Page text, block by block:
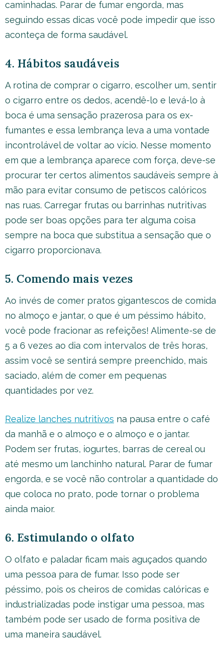
caminhadas. Parar de fumar engorda, mas
seguindo essas dicas você pode impedir que isso
aconteça de forma saudável.
4. Hábitos saudáveis
A rotina de comprar o cigarro, escolher um, sentir
o cigarro entre os dedos, acendê-lo e levá-lo à
boca é uma sensação prazerosa para os ex-
fumantes e essa lembrança leva a uma vontade
incontrolável de voltar ao vício. Nesse momento
em que a lembrança aparece com força, deve-se
procurar ter certos alimentos saudáveis sempre à
mão para evitar consumo de petiscos calóricos
nas ruas. Carregar frutas ou barrinhas nutritivas
pode ser boas opções para ter alguma coisa
sempre na boca que substitua a sensação que o
cigarro proporcionava.
5. Comendo mais vezes
Ao invés de comer pratos gigantescos de comida
no almoço e jantar, o que é um péssimo hábito,
você pode fracionar as refeições! Alimente-se de
5 a 6 vezes ao dia com intervalos de três horas,
assim você se sentirá sempre preenchido, mais
saciado, além de comer em pequenas
quantidades por vez.
Realize lanches nutritivos na pausa entre o café
da manhã e o almoço e o almoço e o jantar.
Podem ser frutas, iogurtes, barras de cereal ou
até mesmo um lanchinho natural. Parar de fumar
engorda, e se você não controlar a quantidade do
que coloca no prato, pode tornar o problema
ainda maior.
6. Estimulando o olfato
O olfato e paladar ficam mais aguçados quando
uma pessoa para de fumar. Isso pode ser
péssimo, pois os cheiros de comidas calóricas e
industrializadas pode instigar uma pessoa, mas
também pode ser usado de forma positiva de
uma maneira saudável.